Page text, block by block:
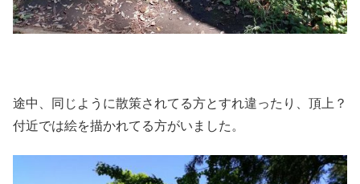
途中、同じように散策されてる方とすれ違ったり、頂上？
付近では絵を描かれてる方がいました。